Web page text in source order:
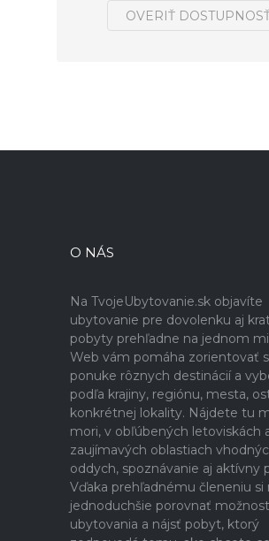
OVERIŤ
O NÁS
Na TvojeUbytovanie.sk objavíte
ubytovanie pre dovolenku aj
pobyty prehľadne na jednom
Web vám pomáha zorientovať
ponuke rôznych destinácií a
podľa krajiny, regiónu, mesta,
konkrétnej lokality. Nájdete tu
mori, v obľúbených letoviskách
zaujímavých oblastiach
oddych, spoznávanie aj aktívny
Vďaka prehľadnému členeniu si
jednoduchšie porovnať
ubytovania a nájsť pobyt, ktorý